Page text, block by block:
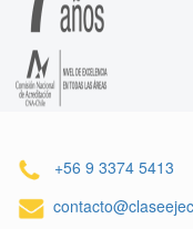
+56 9 3374 5413